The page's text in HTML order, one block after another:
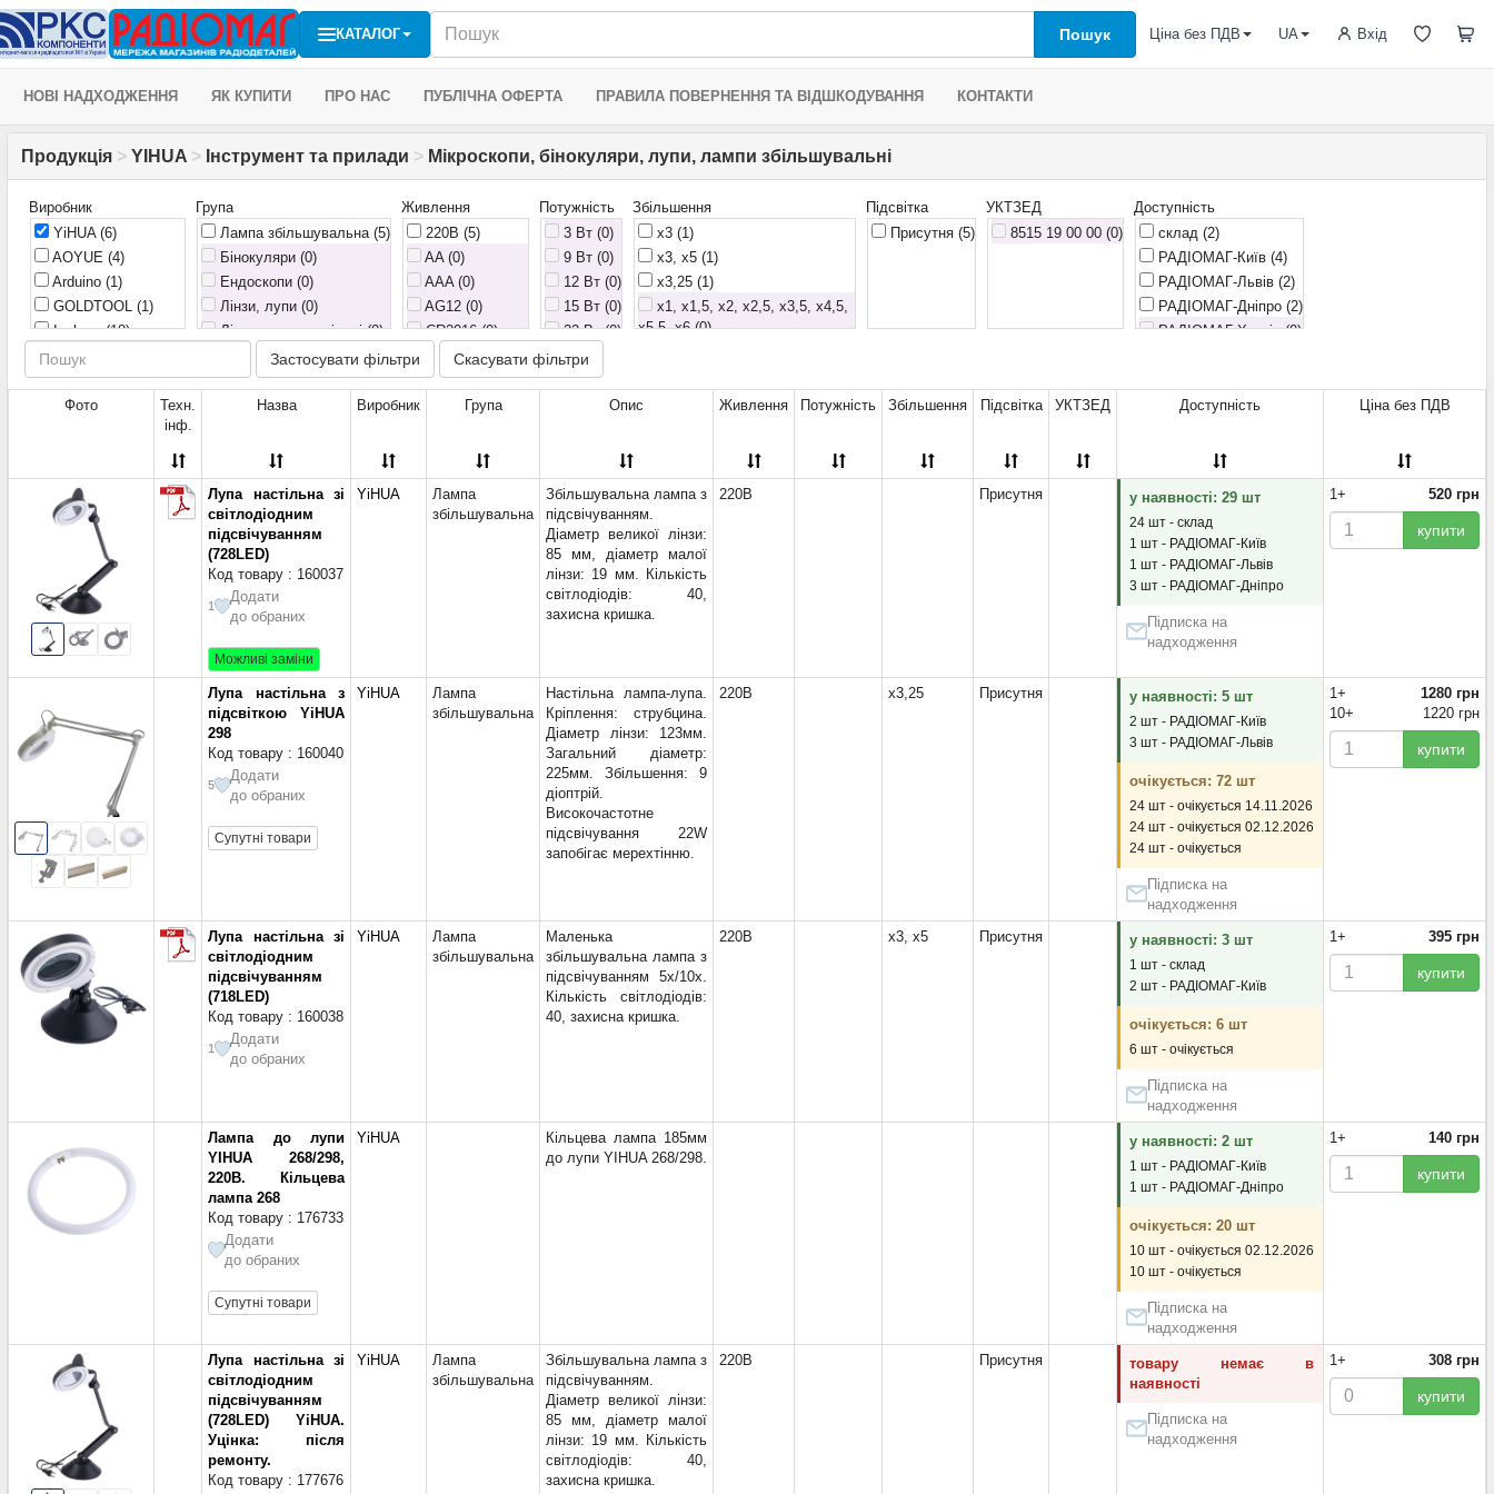
КАТАЛОГ Пошук Вхід
Ціна без ПДВ UA
НОВІ НАДХОДЖЕННЯ ЯК КУПИТИ ПРО НАС ПУБЛІЧНА ОФЕРТА ПРАВИЛА ПОВЕРНЕННЯ ТА ВІДШКОДУВАННЯ КОНТАКТИ
Продукція > YIHUA > Інструмент та прилади > Мікроскопи, бінокуляри, лупи, лампи збільшувальні
Виробник
YiHUA (6)
AOYUE (4)
Arduino (1)
GOLDTOOL (1)
Inskam(18)
Magnifier
Mechanic(6)
Newbrand
Quick(6)
Sawco
Uni-Trend (Uni-T)
Zhongdi(67)
Китай(1)
Група
Лампа збільшувальна (5)
Бінокуляри (0)
Ендоскопи (0)
Лінзи, лупи (0)
Лінзи, лупи настільні (0)
Лінзи, лупи ручні (0)
Мікроскопи (0)
Живлення
220В (5)
AA (0)
AAA (0)
AG12 (0)
CR2016 (0)
LR1130 (0)
LR2016 (0)
Акумулятор (0)
Потужність
3 Вт (0)
9 Вт (0)
12 Вт (0)
15 Вт (0)
22 Вт (0)
Збільшення
x3 (1)
x3, x5 (1)
x3,25 (1)
x1, x1,5, x2, x2,5, x3,5, x4,5,
x5,5, x6 (0)
x1,0, x1,5, x2,0, x2,5, x3,5 (0)
x1,0,x1,5,x2,0x,x2,5,x3,5,x4,0,x4
,5,x5,0,x5,5,x6,0,,x8,x12,x20,x25
, x28. (0)
x1,2, x1,8, x2,5, x3,5 (0)
x1,2, x1,8, x2,5, x3,5, x4,5 (0)
x1,5 (0)
x1,5, x2,5, x3,5 (0)
x1,5, x3 (0)
x1,5, x3, x8, x9,5, x11 (0)
x1,5, x3, x8,5, x10 (0)
x1,5, x3, x9,5, x11 (0)
x1,7, x2, x2,5, x3,5 (0)
x1,75 (0)
x10 (0)
x10, x15, x20, x25 (0)
x10, x20 (0)
x100 (0)
x1000 (0)
x1600 (0)
x190 (0)
x2 (0)
x2,5, x5 (0)
x2,5, x8 (0)
x20 (0)
x20, x10 (0)
x2000 (0)
Підсвітка
Присутня (5)
УКТЗЕД
8515 19 00 00 (0)
Доступність
склад (2)
РАДІОМАГ-Київ (4)
РАДІОМАГ-Львів (2)
РАДІОМАГ-Дніпро (2)
РАДІОМАГ-Харків (0)
очікується (0)
Застосувати фільтри Скасувати фільтри
Фото
Техн.
інф.
Назва Виробник Група Опис Живлення Потужність Збільшення Підсвітка УКТЗЕД Доступність Ціна без ПДВ
Лупа настільна зі
світлодіодним
підсвічуванням
(728LED)
Код товару : 160037
1
Додати
до обраних
Можливі заміни
YiHUA
Лампа
збільшувальна
Збільшувальна лампа з
підсвічуванням.
Діаметр великої лінзи:
85 мм, діаметр малої
лінзи: 19 мм. Кількість
світлодіодів: 40,
захисна кришка.
220В Присутня у наявності: 29 шт
24 шт - склад
1 шт - РАДІОМАГ-Київ
1 шт - РАДІОМАГ-Львів
3 шт - РАДІОМАГ-Дніпро
Підписка на
надходження
1+ 520 грн
купити
Лупа настільна з
підсвіткою YiHUA
298
Код товару : 160040
5
Додати
до обраних
Супутні товари
YiHUA
Лампа
збільшувальна
Настільна лампа-лупа.
Кріплення: струбцина.
Діаметр лінзи: 123мм.
Загальний діаметр:
225мм. Збільшення: 9
діоптрій.
Високочастотне
підсвічування 22W
запобігає мерехтінню.
220В x3,25 Присутня у наявності: 5 шт
2 шт - РАДІОМАГ-Київ
3 шт - РАДІОМАГ-Львів
очікується: 72 шт
24 шт - очікується 14.11.2026
24 шт - очікується 02.12.2026
24 шт - очікується
Підписка на
надходження
1+
1280 грн
10+
1220 грн
купити
Лупа настільна зі
світлодіодним
підсвічуванням
(718LED)
Код товару : 160038
1
Додати
до обраних
YiHUA
Лампа
збільшувальна
Маленька
збільшувальна лампа з
підсвічуванням 5x/10x.
Кількість світлодіодів:
40, захисна кришка.
220В x3, x5 Присутня у наявності: 3 шт
1 шт - склад
2 шт - РАДІОМАГ-Київ
очікується: 6 шт
6 шт - очікується
Підписка на
надходження
1+ 395 грн
купити
Лампа до лупи
YIHUA 268/298,
220В. Кільцева
лампа 268
Код товару : 176733
Додати
до обраних
Супутні товари
YiHUA
Кільцева лампа 185мм
до лупи YIHUA 268/298.
у наявності: 2 шт
1 шт - РАДІОМАГ-Київ
1 шт - РАДІОМАГ-Дніпро
очікується: 20 шт
10 шт - очікується 02.12.2026
10 шт - очікується
Підписка на
надходження
1+ 140 грн
купити
Лупа настільна зі
світлодіодним
підсвічуванням
(728LED) YiHUA.
Уцінка: після
ремонту.
Код товару : 177676
YiHUA
Лампа
збільшувальна
Збільшувальна лампа з
підсвічуванням.
Діаметр великої лінзи:
85 мм, діаметр малої
лінзи: 19 мм. Кількість
світлодіодів: 40,
захисна кришка.
220В Присутня
товару немає в
наявності
Підписка на
надходження
1+ 308 грн
купити